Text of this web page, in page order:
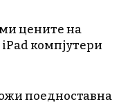
цените на
компјутери
поедноставна